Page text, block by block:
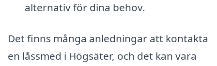
alternativ för dina behov.
Det finns många anledningar att kontakta
en låssmed i Högsäter, och det kan vara